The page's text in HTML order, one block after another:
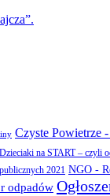
Czyste Powietrze
Dzieciaki na START – czyli
2021 NGO -
odpadów